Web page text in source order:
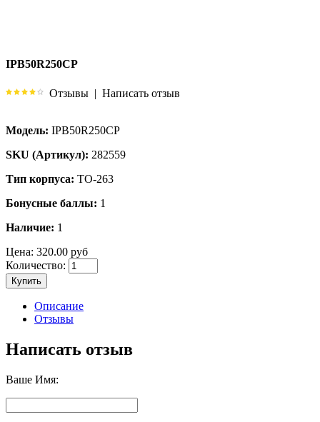
IPB50R250CP
Отзывы | Написать отзыв
Модель: IPB50R250CP
SKU (Артикул): 282559
Тип корпуса: TO-263
Бонусные баллы: 1
Наличие: 1
Цена: 320.00 руб
Количество:
Купить
Описание
Отзывы
Написать отзыв
Ваше Имя: